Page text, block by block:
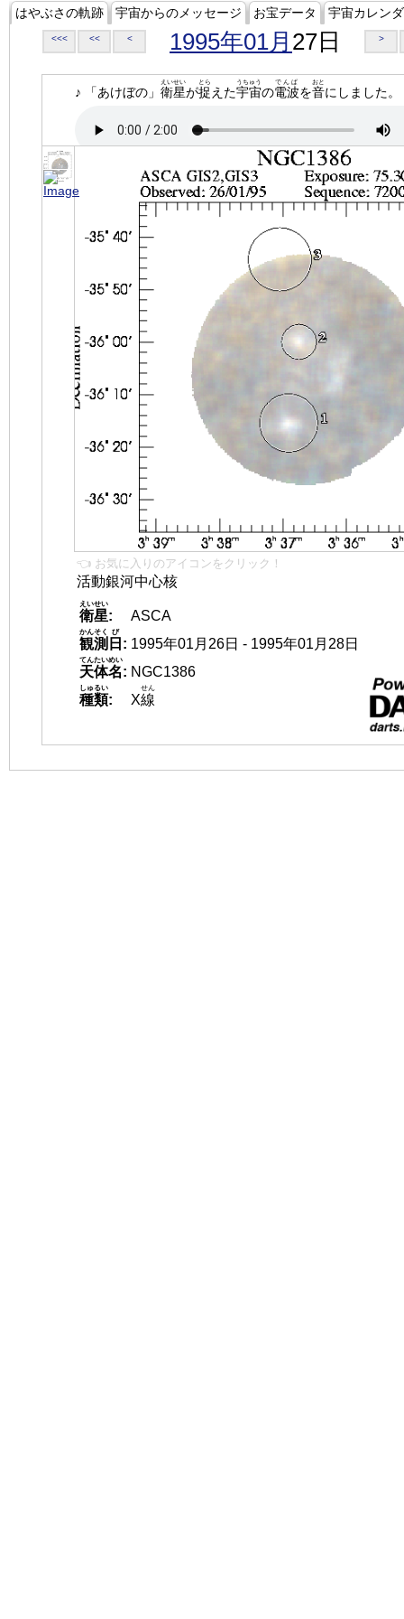
はやぶさの軌跡 宇宙からのメッセージ お宝データ 宇宙カレン
<<< << < 1995年01月 27日 >
♪ 「あけぼの」 衛星
えいせい
が捉
とら
えた宇宙
うちゅう
の電波
でんぱ
を音
おと
にしました。
👈 お気に入りのアイコンをクリック！
活動銀河中心核
衛星
えいせい
:
ASCA
観測
かんそく
日
び
: 1995年01月26日 - 1995年01月28日
天体名
てんたいめい
: NGC1386
種類
しゅるい
: X線
せん